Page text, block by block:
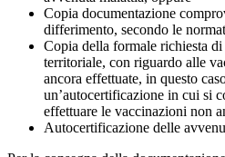
Copia documentazione
differimento, secondo le
Copia della formale richiesta
territoriale, con riguardo alle
ancora effettuate, in questo
un’autocertificazione in cui si
effettuare le vaccinazioni non
Autocertificazione delle